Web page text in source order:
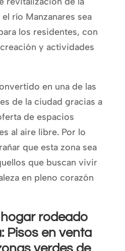
río Manzanares sea
los residentes, con
y actividades
en una de las
de la ciudad gracias a
de espacios
al aire libre. Por lo
que esta zona sea
que buscan vivir
en pleno corazón
rodeado
Pisos en venta